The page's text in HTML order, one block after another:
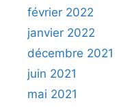
février 2022
janvier 2022
décembre 2021
juin 2021
mai 2021